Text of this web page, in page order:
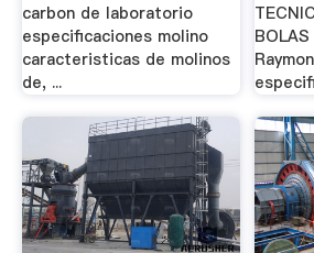
carbon de laboratorio
especificaciones molino
caracteristicas de molinos
de, ...